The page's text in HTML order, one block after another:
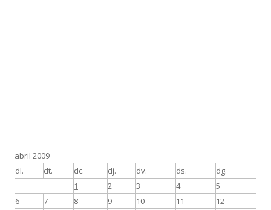
abril 2009
dl.
dt. dc. dj. dv. ds. dg.
1 2 3 4
5
6
7 8 9 10 11
12